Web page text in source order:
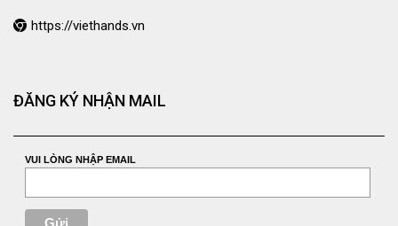
https://viethands.vn
ĐĂNG KÝ NHẬN MAIL
VUI LÒNG NHẬP EMAIL